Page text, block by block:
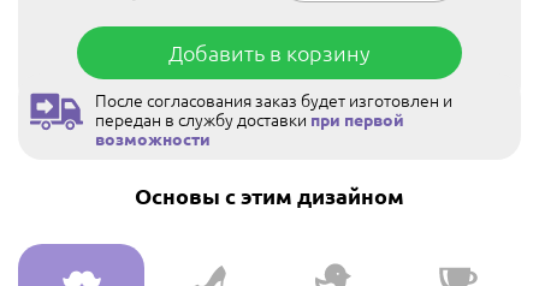
Добавить в корзину
После согласования заказ будет изготовлен и
передан в службу доставки при первой
возможности
Основы с этим дизайном